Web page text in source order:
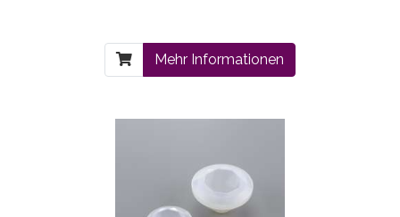
Mehr Informationen